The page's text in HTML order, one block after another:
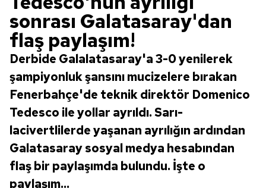
sonrası Galatasaray'dan
flaş paylaşım!
Derbide Galalatasaray'a 3-0 yenilerek
şampiyonluk şansını mucizelere bırakan
Fenerbahçe'de teknik direktör Domenico
Tedesco ile yollar ayrıldı. Sarı-
lacivertlilerde yaşanan ayrılığın ardından
Galatasaray sosyal medya hesabından
flaş bir paylaşımda bulundu. İşte o
paylaşım...